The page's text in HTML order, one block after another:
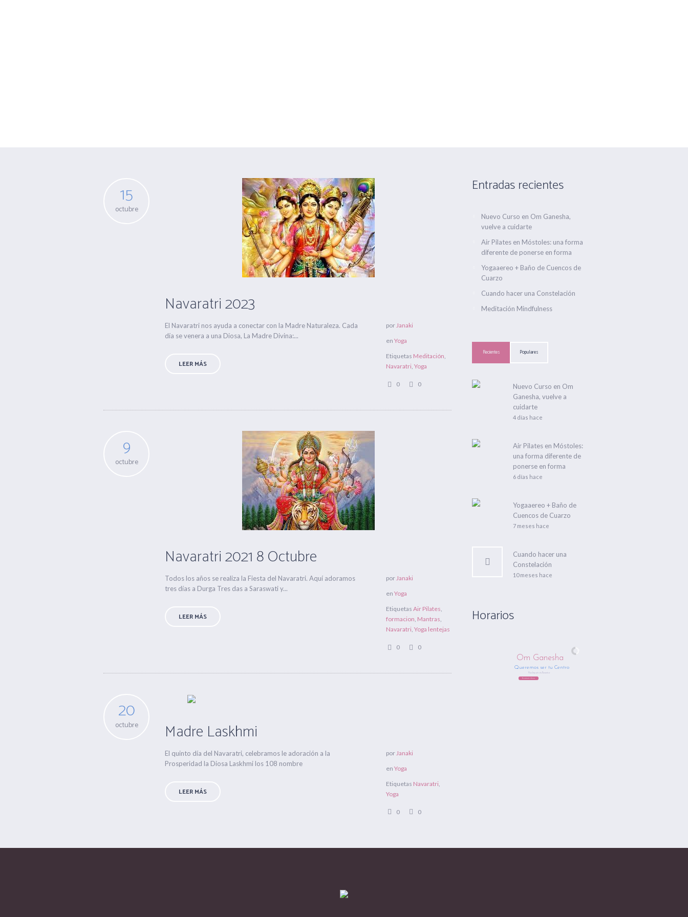
15
octubre
Navaratri 2023
El Navaratri nos ayuda a conectar con la Madre Naturaleza. Cada
día se venera a una Diosa, La Madre Divina:...
LEER MÁS
porJanaki
enYoga
Etiquetas Meditación,
Navaratri,Yoga
0 0
9
octubre
Navaratri 2021 8 Octubre
Todos los años se realiza la Fiesta del Navaratri. Aquí adoramos
tres días a Durga Tres das a Saraswati y...
LEER MÁS
porJanaki
enYoga
EtiquetasAir Pilates,
formacion, Mantras,
Navaratri,Yoga lentejas
0 0
20
octubre Madre Laskhmi
El quinto día del Navaratri, celebramos le adoración a la
Prosperidad la Diosa Laskhmi los 108 nombre
LEER MÁS
por Janaki
enYoga
Etiquetas Navaratri
Yoga
0 0
Entradas recientes
Nuevo Curso en Om Ganesha,
vuelve a cuidarte
Air Pilates en Móstoles: una forma
diferente de ponerse en forma
Yogaaereo + Baño de Cuencos de
Cuarzo
Cuando hacer una Constelación
Meditación Mindfulness
Recientes Populares
Nuevo Curso en Om
Ganesha, vuelve a
cuidarte
4 días hace
Air Pilates en Móstoles:
una forma diferente de
ponerse en forma
6 días hace
Yogaaereo + Baño de
Cuencos de Cuarzo
7 meses hace
Cuando hacer una
Constelación
10 meses hace
Horarios
Regístrate Ahora
Om Ganesha
Queremos ser tu Centro
Nos Importa tu Bienestar